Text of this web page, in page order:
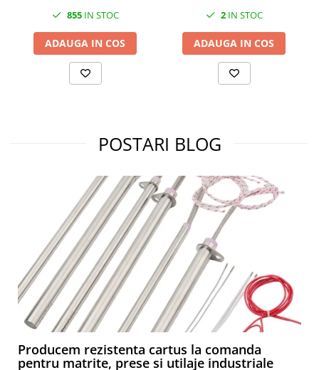
855IN STOC
ADAUGA IN COS
2IN STOC
ADAUGA IN COS
POSTARI BLOG
Producem rezistenta cartus la comanda
pentru matrite, prese si utilaje industriale